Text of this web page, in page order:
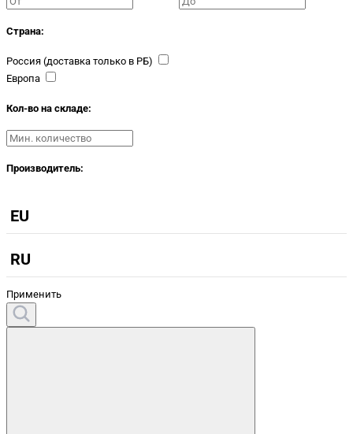
Страна:
Россия (доставка только в РБ)
Европа
Кол-во на складе:
Производитель:
EU
RU
Применить